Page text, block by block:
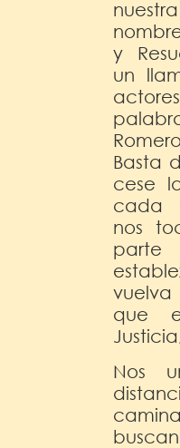
y
un
Basta
cese
cada
nos
que
Nos